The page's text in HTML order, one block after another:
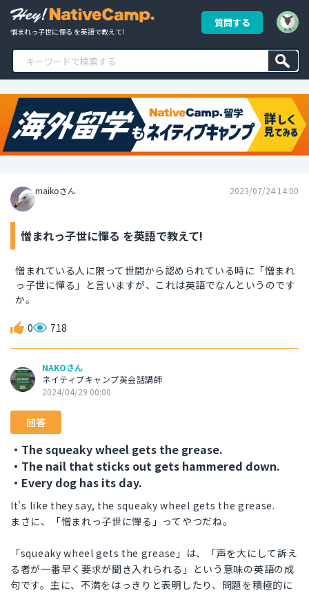
憎まれっ子世に憚る を英語で教えて!
質問する
maikoさん 2023/07/24 14:00
憎まれっ子世に憚る を英語で教えて!
憎まれている人に限って世間から認められている時に「憎まれ
っ子世に憚る」と言いますが、これは英語でなんというのです
か。
0 718
NAKOさん
ネイティブキャンプ英会話講師
2024/04/29 00:00
回答
・The squeaky wheel gets the grease.
・The nail that sticks out gets hammered down.
・Every dog has its day.
It's like they say, the squeaky wheel gets the grease.
まさに、「憎まれっ子世に憚る」ってやつだね。
「squeaky wheel gets the grease」は、「声を大にして訴え
る者が一番早く要求が聞き入れられる」という意味の英語の成
句です。主に、不満をはっきりと表明したり、問題を積極的に